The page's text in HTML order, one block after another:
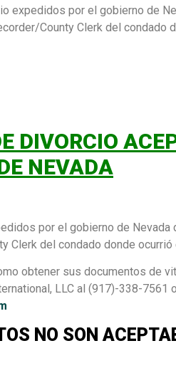
expedidos por el gobierno de
County Clerk del condado
DIVORCIO
NEVADA
por el gobierno de
Clerk del condado donde ocurrió
obtener sus documentos de
LLC al (917)-338-7561
NO SON